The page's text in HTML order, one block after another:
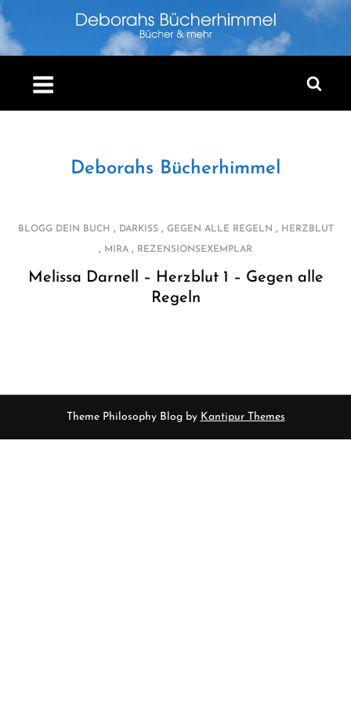
Skip
to
content
Deborahs Bücherhimmel
BLOGG DEIN BUCH , DARKISS, GEGEN ALLE REGELN , HERZBLUT
, MIRA , REZENSIONSEXEMPLAR
Melissa Darnell – Herzblut 1 – Gegen alle
Regeln
Theme Philosophy Blog by Kantipur Themes